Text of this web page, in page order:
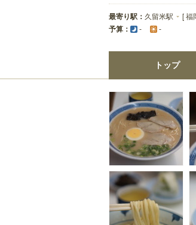
最寄り駅： 久留米駅 [福
予算： - -
トップ